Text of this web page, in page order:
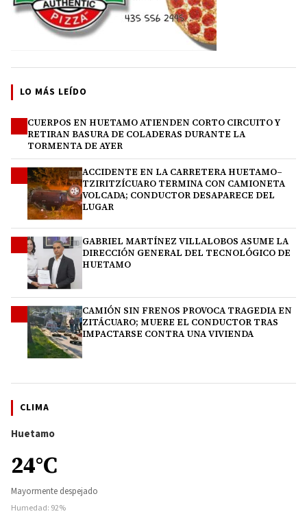
LO MÁS LEÍDO
CUERPOS EN HUETAMO ATIENDEN CORTO CIRCUITO Y
RETIRAN BASURA DE COLADERAS DURANTE LA
TORMENTA DE AYER
ACCIDENTE EN LA CARRETERA HUETAMO–
TZIRITZÍCUARO TERMINA CON CAMIONETA
VOLCADA; CONDUCTOR DESAPARECE DEL
LUGAR
GABRIEL MARTÍNEZ VILLALOBOS ASUME LA
DIRECCIÓN GENERAL DEL TECNOLÓGICO DE
HUETAMO
CAMIÓN SIN FRENOS PROVOCA TRAGEDIA EN
ZITÁCUARO; MUERE EL CONDUCTOR TRAS
IMPACTARSE CONTRA UNA VIVIENDA
CLIMA
Huetamo
24°C
Mayormente despejado
Humedad: 92%